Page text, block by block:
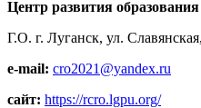
Центр развития
Г.О. г. Луганск, ул.
e-mail: cro2021@yandex.ru
сайт: https://rcro.lgpu.org/